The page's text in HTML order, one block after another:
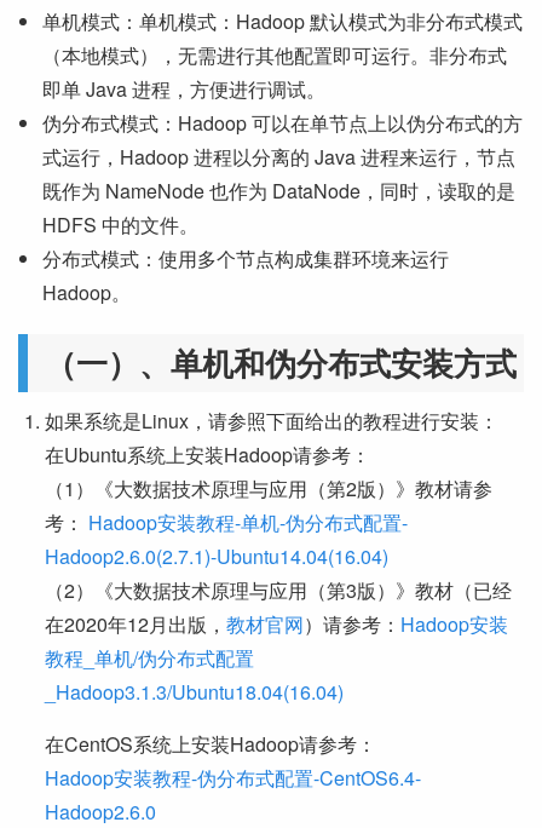
单机模式：单机模式：Hadoop 默认模式为非分布式模式
（本地模式），无需进行其他配置即可运行。非分布式
即单 Java 进程，方便进行调试。
伪分布式模式：Hadoop 可以在单节点上以伪分布式的方
式运行，Hadoop 进程以分离的 Java 进程来运行，节点
既作为 NameNode 也作为 DataNode，同时，读取的是
HDFS 中的文件。
分布式模式：使用多个节点构成集群环境来运行
Hadoop。
（一）、单机和伪分布式安装方式
如果系统是Linux，请参照下面给出的教程进行安装：
在Ubuntu系统上安装Hadoop请参考：
（1）《大数据技术原理与应用（第2版）》教材请参
考： Hadoop安装教程-单机-伪分布式配置-
Hadoop2.6.0(2.7.1)-Ubuntu14.04(16.04)
（2）《大数据技术原理与应用（第3版）》教材（已经
在2020年12月出版， 教材官网）请参考： Hadoop安装
教程_单机/伪分布式配置
_Hadoop3.1.3/Ubuntu18.04(16.04)
在CentOS系统上安装Hadoop请参考：
Hadoop安装教程-伪分布式配置-CentOS6.4-
Hadoop2.6.0